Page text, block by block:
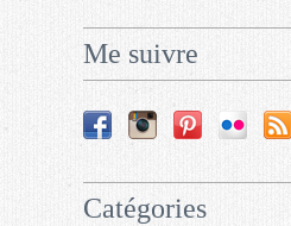
Me suivre
Catégories